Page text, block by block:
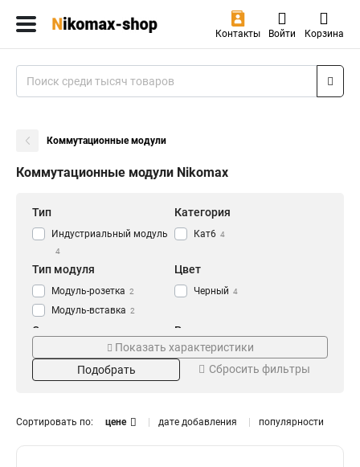
Контакты Войти Корзина
Коммутационные модули
Коммутационные модули Nikomax
Тип
Индустриальный модуль
4
Категория
Кат6 4
Тип модуля
Модуль-розетка 2
Модуль-вставка 2
Цвет
Черный 4
Степень защиты Разъемы
RJ45/8P8C 4
Тип IDC контактов Схема разводки
Показать характеристики
Подобрать
Сбросить фильтры
Сортировать по: цене дате добавления популярности